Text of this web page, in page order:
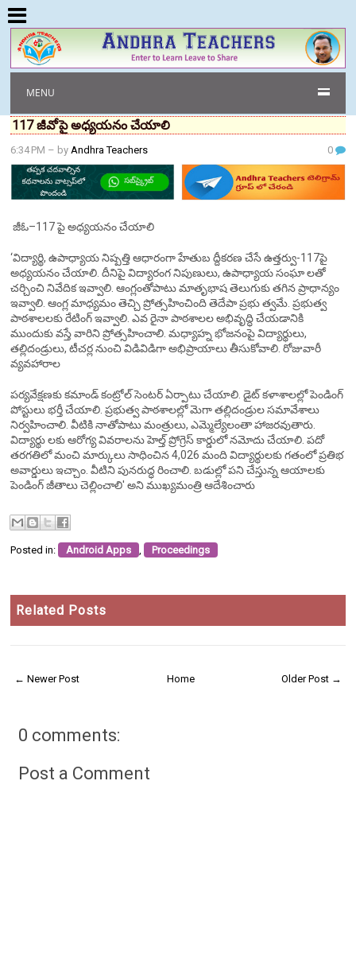
MENU
117 జీవోపై అధ్యయనం చేయాలి
6:34 PM – byAndhra Teachers 0
జీఓ–117 పై అధ్యయనం చేయాలి
‘విద్యార్థి, ఉపాధ్యాయ నిష్పత్తి ఆధారంగా హేతుబ ద్దీకరణ చేసే ఉత్తర్వు-117పై
అధ్యయనం చేయాలి. దీనిపై విద్యారంగ నిపుణులు, ఉపాధ్యాయ సంఘా లతో
చర్చించి నివేదిక ఇవ్వాలి. ఆంగ్లంతోపాటు మాతృభాష తెలుగుకు తగిన ప్రాధాన్యం
ఇవ్వాలి. ఆంగ్ల మాధ్యమం తెచ్చి ప్రోత్సహించింది తెదేపా ప్రభు త్వమే. ప్రభుత్వ
పాఠశాలలకు రేటింగ్ ఇవ్వాలి. ఎవ రైనా పాఠశాలల అభివృద్ధి చేయడానికి
ముందుకు వస్తే వారిని ప్రోత్సహించాలి. మధ్యాహ్న భోజనంపై విద్యార్థులు,
తల్లిదండ్రులు, టీచర్ల నుంచి విడివిడిగా అభిప్రాయాలు తీసుకోవాలి. రోజువారీ
వ్యవహారాల
పర్యవేక్షణకు కమాండ్ కంట్రోల్ సెంటర్ ఏర్పాటు చేయాలి. డైట్ కళాశాలల్లో పెండింగ్
పోస్టులు భర్తీ చేయాలి. ప్రభుత్వ పాఠశాలల్లో మెగా తల్లిదండ్రుల సమావేశాలు
నిర్వహించాలి. వీటికి నాతోపాటు మంత్రులు, ఎమ్మెల్యేలంతా హాజరవుతారు.
విద్యార్థు లకు ఆరోగ్య వివరాలను హెల్త్ ప్రోగ్రెస్ కార్డులో నమోదు చేయాలి. పదో
తరగతిలో మంచి మార్కులు సాధించిన 4,026 మంది విద్యార్థులకు గతంలో ప్రతిభ
అవార్డులు ఇచ్చాం. వీటిని పునరుద్ధ రించాలి. బడుల్లో పని చేస్తున్న ఆయాలకు
పెండింగ్ జీతాలు చెల్లించాలి' అని ముఖ్యమంత్రి ఆదేశించారు
Posted in: Android Apps , Proceedings
Related Posts
← Newer Post Older Post →
Home
0 comments:
Post a Comment